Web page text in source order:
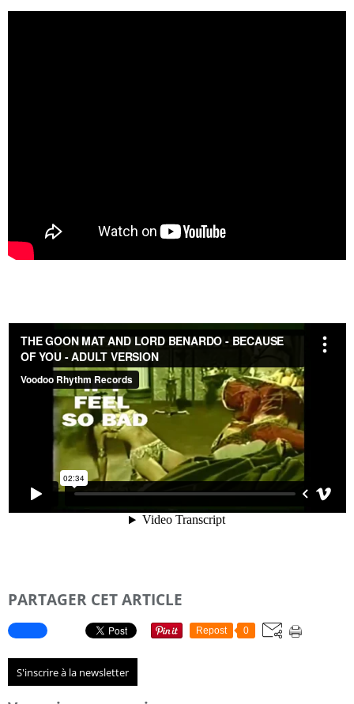
PARTAGER CET ARTICLE
Repost 0
S'inscrire à la newsletter